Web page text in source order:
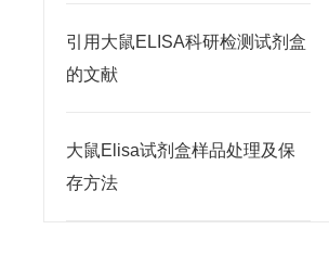
引用大鼠ELISA科研检测试剂盒
的文献
大鼠Elisa试剂盒样品处理及保
存方法